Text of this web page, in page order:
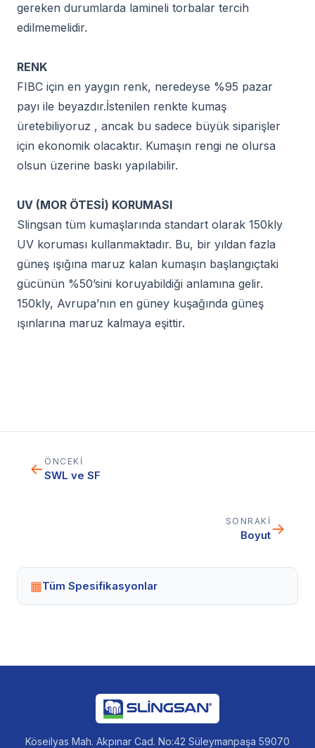
gereken durumlarda lamineli torbalar tercih
edilmemelidir.
RENK
FIBC için en yaygın renk, neredeyse %95 pazar
payı ile beyazdır.İstenilen renkte kumaş
üretebiliyoruz , ancak bu sadece büyük siparişler
için ekonomik olacaktır. Kumaşın rengi ne olursa
olsun üzerine baskı yapılabilir.
UV (MOR ÖTESİ) KORUMASI
Slingsan tüm kumaşlarında standart olarak 150kly
UV koruması kullanmaktadır. Bu, bir yıldan fazla
güneş ışığına maruz kalan kumaşın başlangıçtaki
gücünün %50’sini koruyabildiği anlamına gelir.
150kly, Avrupa’nın en güney kuşağında güneş
ışınlarına maruz kalmaya eşittir.
← ÖNCEKI
SWL ve SF
▦Tüm Spesifikasyonlar
SONRAKI
Boyut→
Köseilyas Mah. Akpınar Cad. No:42 Süleymanpaşa 59070